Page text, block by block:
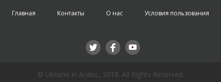
Главная Контакты О нас Условия пользования
© Ukraine in Arabic, 2018. All Rights Reserved.